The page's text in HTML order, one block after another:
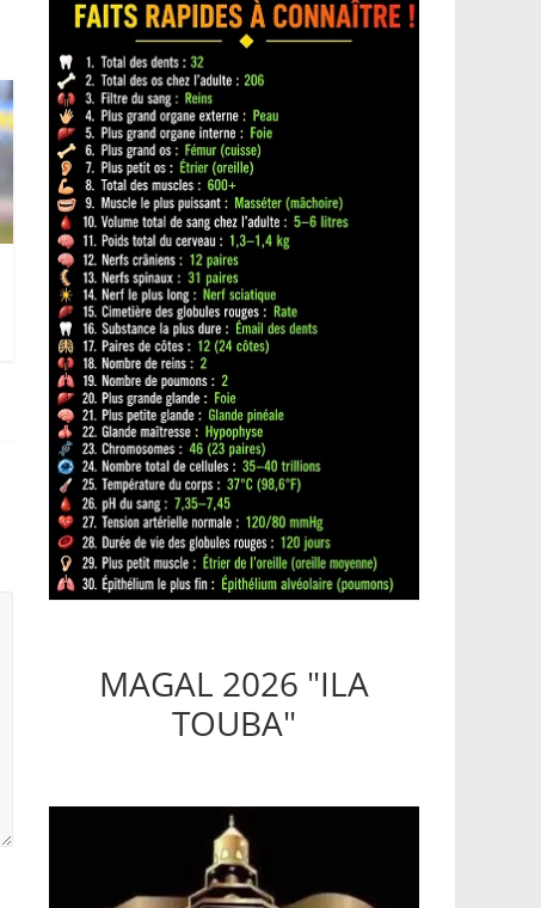
MAGAL 2026 "ILA
TOUBA"